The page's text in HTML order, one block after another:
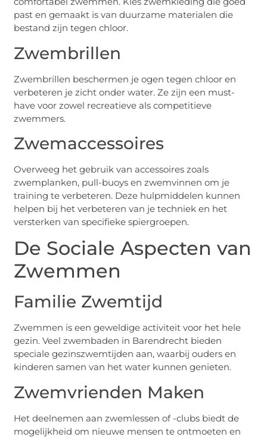
past en gemaakt is van duurzame materialen die
bestand zijn tegen chloor.
Zwembrillen
Zwembrillen beschermen je ogen tegen chloor en
verbeteren je zicht onder water. Ze zijn een must-
have voor zowel recreatieve als competitieve
zwemmers.
Zwemaccessoires
Overweeg het gebruik van accessoires zoals
zwemplanken, pull-buoys en zwemvinnen om je
training te verbeteren. Deze hulpmiddelen kunnen
helpen bij het verbeteren van je techniek en het
versterken van specifieke spiergroepen.
De Sociale Aspecten van
Zwemmen
Familie Zwemtijd
Zwemmen is een geweldige activiteit voor het hele
gezin. Veel zwembaden in Barendrecht bieden
speciale gezinszwemtijden aan, waarbij ouders en
kinderen samen van het water kunnen genieten.
Zwemvrienden Maken
Het deelnemen aan zwemlessen of -clubs biedt de
mogelijkheid om nieuwe mensen te ontmoeten en